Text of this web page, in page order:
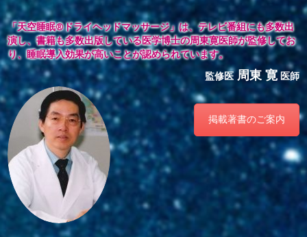
「天空睡眠®︎ドライヘッドマッサージ」は、テレビ番組にも多数出
演し、書籍も多数出版している医学博士の周東寛医師が監修してお
り、睡眠導入効果が高いことが認められています。
監修医 周東 寛医師
掲載著書のご案内